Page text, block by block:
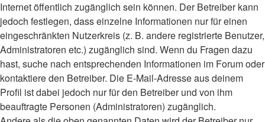
Internet öffentlich zugänglich sein können. Der Betreiber kann
jedoch festlegen, dass einzelne Informationen nur für einen
eingeschränkten Nutzerkreis (z. B. andere registrierte Benutzer,
Administratoren etc.) zugänglich sind. Wenn du Fragen dazu
hast, suche nach entsprechenden Informationen im Forum oder
kontaktiere den Betreiber. Die E-Mail-Adresse aus deinem
Profil ist dabei jedoch nur für den Betreiber und von ihm
beauftragte Personen (Administratoren) zugänglich.